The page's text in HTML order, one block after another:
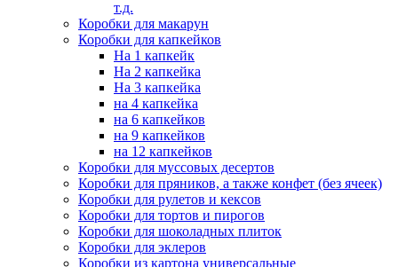
т.д.
Коробки для макарун
Коробки для капкейков
На 1 капкейк
На 2 капкейка
На 3 капкейка
на 4 капкейка
на 6 капкейков
на 9 капкейков
на 12 капкейков
Коробки для муссовых десертов
Коробки для пряников, а также конфет (без ячеек)
Коробки для рулетов и кексов
Коробки для тортов и пирогов
Коробки для шоколадных плиток
Коробки для эклеров
Коробки из картона универсальные